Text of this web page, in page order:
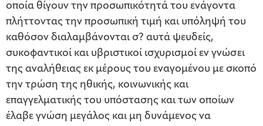
οποία θίγουν την προσωπικότητά του ενάγοντα
πλήττοντας την προσωπική τιμή και υπόληψή του
καθόσον διαλαμβάνονται σ? αυτά ψευδείς,
συκοφαντικοί και υβριστικοί ισχυρισμοί εν γνώσει
της αναλήθειας εκ μέρους του εναγομένου με σκοπό
την τρώση της ηθικής, κοινωνικής και
επαγγελματικής του υπόστασης και των οποίων
έλαβε γνώση μεγάλος και μη δυνάμενος να